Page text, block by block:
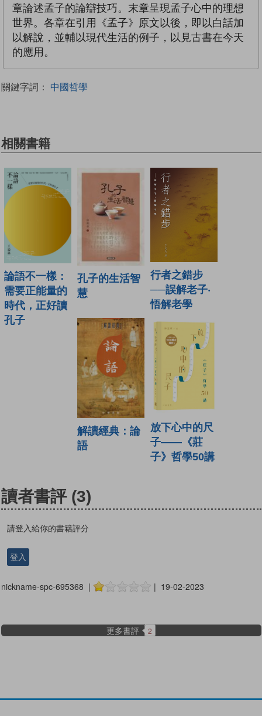
章論述孟子的論辯技巧。末章呈現孟子心中的理想
世界。各章在引用《孟子》原文以後，即以白話加
以解說，並輔以現代生活的例子，以見古書在今天
的應用。
關鍵字詞： 中國哲學
相關書籍
論語不一樣：
需要正能量的
時代，正好讀
孔子
孔子的生活智
慧
行者之錯步
──誤解老子‧
悟解老學
解讀經典：論
語
放下心中的尺
子——《莊
子》哲學50講
讀者書評 (3)
請登入給你的書籍評分
登入
nickname-spc-695368 | | 19-02-2023
更多書評 2